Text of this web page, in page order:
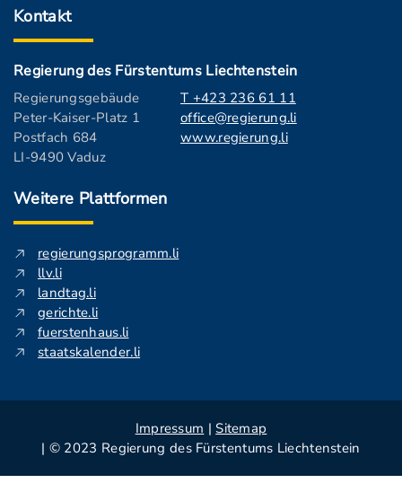
Kontakt
Regierung des Fürstentums Liechtenstein
Regierungsgebäude
Peter-Kaiser-Platz 1
Postfach 684
LI-9490 Vaduz
T +423 236 61 11
office@regierung.li
www.regierung.li
Weitere Plattformen
regierungsprogramm.li
llv.li
landtag.li
gerichte.li
fuerstenhaus.li
staatskalender.li
Impressum | Sitemap
| © 2023 Regierung des Fürstentums Liechtenstein